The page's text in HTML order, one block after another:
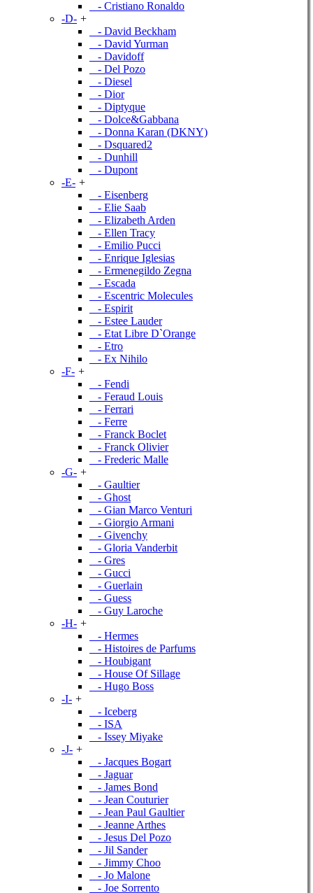
- Cristiano Ronaldo
-D- +
- David Beckham
- David Yurman
- Davidoff
- Del Pozo
- Diesel
- Dior
- Diptyque
- Dolce&Gabbana
- Donna Karan (DKNY)
- Dsquared2
- Dunhill
- Dupont
-E- +
- Eisenberg
- Elie Saab
- Elizabeth Arden
- Ellen Tracy
- Emilio Pucci
- Enrique Iglesias
- Ermenegildo Zegna
- Escada
- Escentric Molecules
- Espirit
- Estee Lauder
- Etat Libre D`Orange
- Etro
- Ex Nihilo
-F- +
- Fendi
- Feraud Louis
- Ferrari
- Ferre
- Franck Boclet
- Franck Olivier
- Frederic Malle
-G- +
- Gaultier
- Ghost
- Gian Marco Venturi
- Giorgio Armani
- Givenchy
- Gloria Vanderbit
- Gres
- Gucci
- Guerlain
- Guess
- Guy Laroche
-H- +
- Hermes
- Histoires de Parfums
- Houbigant
- House Of Sillage
- Hugo Boss
-I- +
- Iceberg
- ISA
- Issey Miyake
-J- +
- Jacques Bogart
- Jaguar
- James Bond
- Jean Couturier
- Jean Paul Gaultier
- Jeanne Arthes
- Jesus Del Pozo
- Jil Sander
- Jimmy Choo
- Jo Malone
- Joe Sorrento